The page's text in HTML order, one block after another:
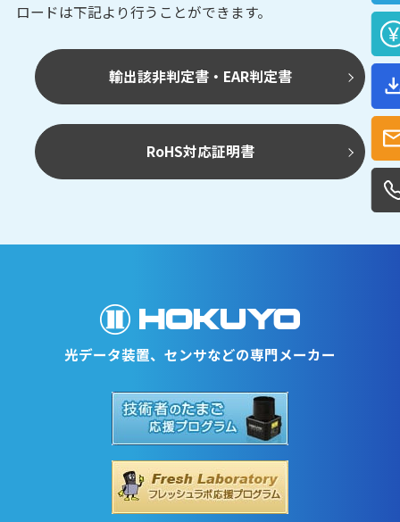
ロードは下記より行うことができます。
輸出該非判定書・EAR判定書
RoHS対応証明書
光データ装置、センサなどの専門メーカー